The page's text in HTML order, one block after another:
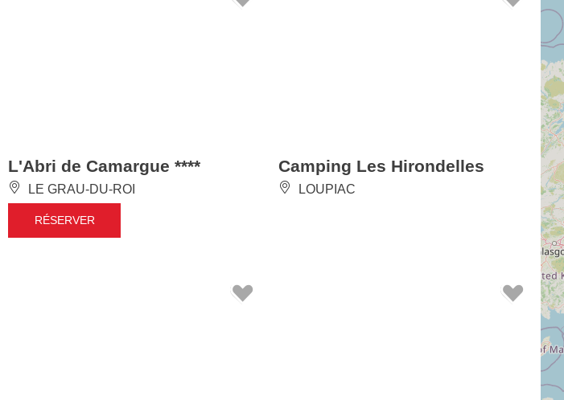
L'Abri de Camargue ****
LE GRAU-DU-ROI
RÉSERVER
Camping Les Hirondelles
LOUPIAC